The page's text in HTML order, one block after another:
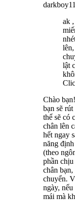
ak
lật
Chào
bạn sẽ
thể sẽ có
chân lên
hết ngay
năng
(theo
phần
chân
chuyển.
ngày,
mái mà